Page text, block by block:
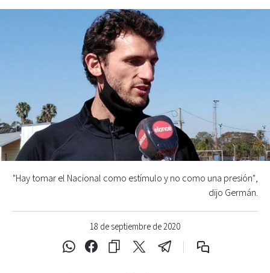
18 de septiembre de 2020
"Hay tomar el Nacional como estímulo y no como una presión",
dijo Germán.